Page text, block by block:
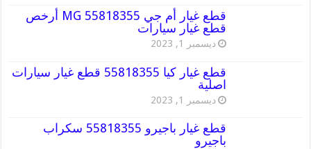
قطع غيار أم جي MG 55818355 أرخص
قطع غيار سيارات
ديسمبر 1, 2023
قطع غيار كيا 55818355 قطع غيار سيارات
اصلية
ديسمبر 1, 2023
قطع غيار باجيرو 55818355 سكراب
باجيرو